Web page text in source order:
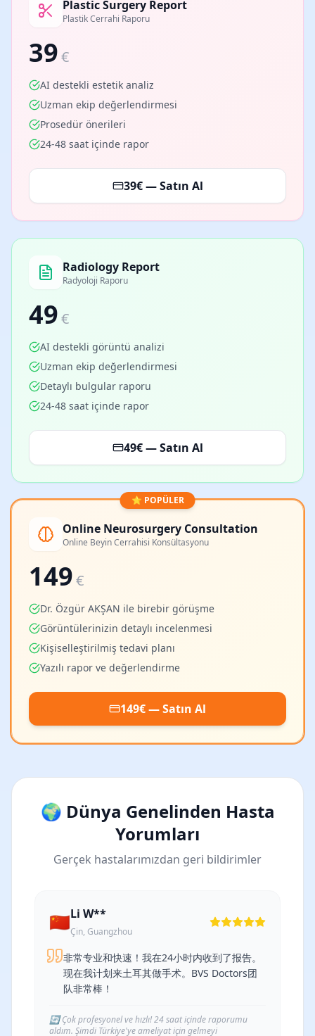
Plastic Surgery Report
Plastik Cerrahi Raporu
39€
AI destekli estetik analiz
Uzman ekip değerlendirmesi
Prosedür önerileri
24-48 saat içinde rapor
39€ — Satın Al
Radiology Report
Radyoloji Raporu
49€
AI destekli görüntü analizi
Uzman ekip değerlendirmesi
Detaylı bulgular raporu
24-48 saat içinde rapor
49€ — Satın Al
⭐ POPÜLER
Online Neurosurgery Consultation
Online Beyin Cerrahisi Konsültasyonu
149€
Dr. Özgür AKŞAN ile birebir görüşme
Görüntülerinizin detaylı incelenmesi
Kişiselleştirilmiş tedavi planı
Yazılı rapor ve değerlendirme
149€ — Satın Al
🌍 Dünya Genelinden Hasta
Yorumları
Gerçek hastalarımızdan geri bildirimler
🇨🇳Li W**
Çin, Guangzhou
非常专业和快速！我在24小时内收到了报告。
现在我计划来土耳其做手术。BVS Doctors团
队非常棒！
🔄Çok profesyonel ve hızlı! 24 saat içinde raporumu
aldım. Şimdi Türkiye'ye ameliyat için gelmeyi